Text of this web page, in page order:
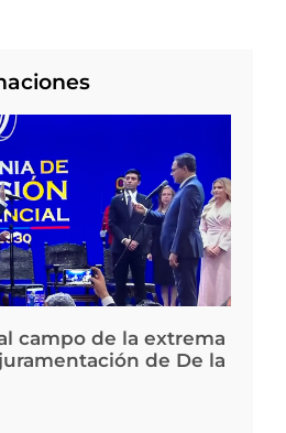
campo de la extrema
de De la